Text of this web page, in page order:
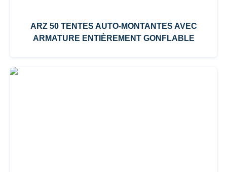
ARZ 50 TENTES AUTO-MONTANTES AVEC
ARMATURE ENTIÈREMENT GONFLABLE